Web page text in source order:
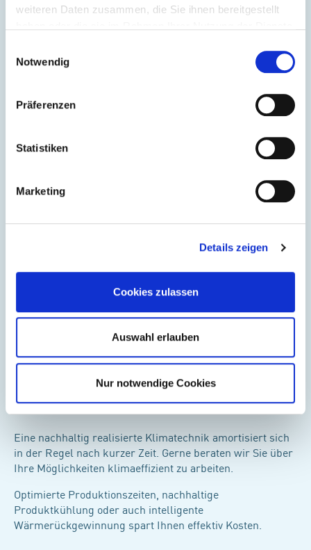
weiteren Daten zusammen, die Sie ihnen bereitgestellt
Notwendig
Präferenzen
Statistiken
Marketing
Details zeigen
Cookies zulassen
Auswahl erlauben
Nur notwendige Cookies
SPAREN DURCH NACHALTIGKEIT
Eine nachhaltig realisierte Klimatechnik amortisiert sich
in der Regel nach kurzer Zeit. Gerne beraten wir Sie über
Ihre Möglichkeiten klimaeffizient zu arbeiten.
Optimierte Produktionszeiten, nachhaltige
Produktkühlung oder auch intelligente
Wärmerückgewinnung spart Ihnen effektiv Kosten.